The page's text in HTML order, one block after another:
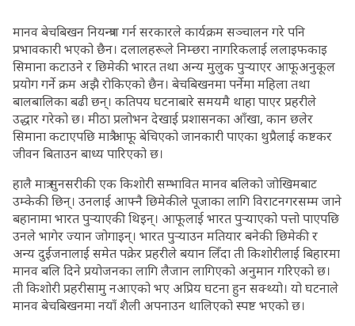
मानव बेचबिखन नियन्त्रण गर्न सरकारले कार्यक्रम सञ्चालन गरे पनि
प्रभावकारी भएको छैन। दलालहरूले निम्छरा नागरिकलाई ललाइफकाइ
सिमाना कटाउने र छिमेकी भारत तथा अन्य मुलुक पुर्‍याएर आफूअनुकूल
प्रयोग गर्ने क्रम अझै रोकिएको छैन। बेचबिखनमा पर्नेमा महिला तथा
बालबालिका बढी छन्। कतिपय घटनाबारे समयमै थाहा पाएर प्रहरीले
उद्धार गरेको छ। मीठा प्रलोभन देखाई प्रशासनका आँखा, कान छलेर
सिमाना कटाएपछि मात्रै आफू बेचिएको जानकारी पाएका थुप्रैलाई कष्टकर
जीवन बिताउन बाध्य पारिएको छ।
हालै मात्र सुनसरीकी एक किशोरी सम्भावित मानव बलिको जोखिमबाट
उम्केकी छिन्। उनलाई आफ्नै छिमेकीले पूजाका लागि विराटनगरसम्म जाने
बहानामा भारत पुर्‍याएकी थिइन्। आफूलाई भारत पुर्‍याएको पत्तो पाएपछि
उनले भागेर ज्यान जोगाइन्। भारत पुर्‍याउन मतियार बनेकी छिमेकी र
अन्य दुईजनालाई समेत पक्रेर प्रहरीले बयान लिँदा ती किशोरीलाई बिहारमा
मानव बलि दिने प्रयोजनका लागि लैजान लागिएको अनुमान गरिएको छ।
ती किशोरी प्रहरीसामु नआएको भए अप्रिय घटना हुन सक्थ्यो। यो घटनाले
मानव बेचबिखनमा नयाँ शैली अपनाउन थालिएको स्पष्ट भएको छ।